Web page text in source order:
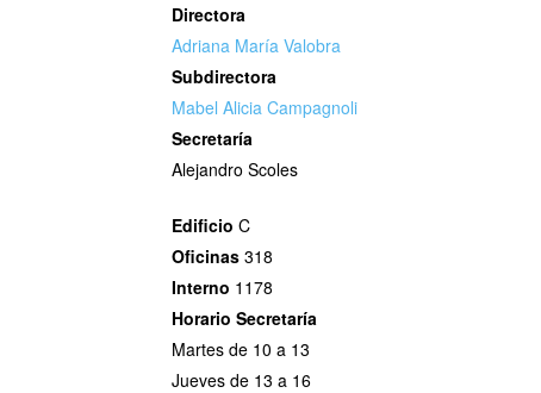
Directora
Adriana María Valobra
Subdirectora
Mabel Alicia Campagnoli
Secretaría
Alejandro Scoles
Edificio C
Oficinas 318
Interno 1178
Horario Secretaría
Martes de 10 a 13
Jueves de 13 a 16